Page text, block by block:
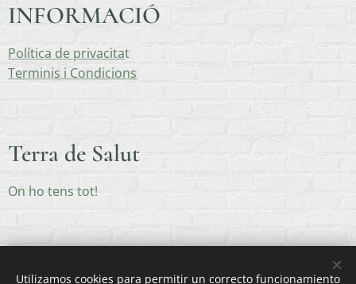
INFORMACIÓ
Política de privacitat
Terminis i Condicions
Terra de Salut
On ho tens tot!
Utilizamos cookies para permitir un correcto funcionamiento